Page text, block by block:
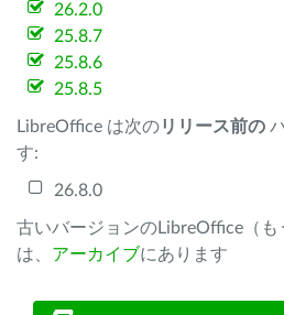
26.2.0
25.8.7
25.8.6
25.8.5
LibreOffice は次のリリース前の
す:
26.8.0
古いバージョンのLibreOffice（も
は、 アーカイブにあります